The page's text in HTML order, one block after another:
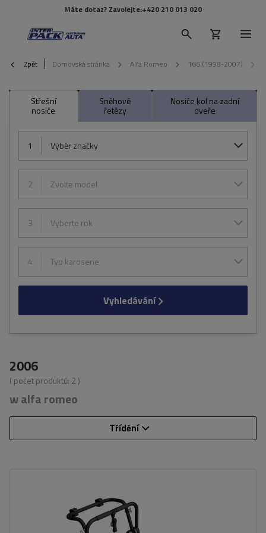
Máte dotaz? Zavolejte:+420 210 013 020
Zpět Domovská stránka Alfa Romeo 166 (1998-2007)
Střešní
nosiče
Sněhové
řetězy
Nosiče kol na zadní
dveře
1 Výběr značky
2 Zvolte model
3 Vyberte rok
4 Typ karoserie
Vyhledávání
2006
( počet produktů: 2 )
w alfa romeo
Třídění
Nosnost nosiče jízdních kol:
45 kg
univerzální montážní systém
kompatibilní se všemi typy karoserií